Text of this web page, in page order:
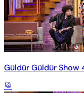
Güldür Güldür Show